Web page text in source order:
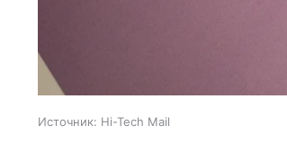
Источник: Hi-Tech Mail